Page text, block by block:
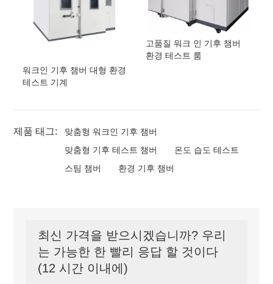
워크인 기후 챔버 대형 환경
테스트 기계
고품질 워크 인 기후 챔버
환경 테스트 룸
제품 태그:
맞춤형 워크인 기후 챔버
맞춤형 기후 테스트 챔버
온도 습도 테스트
스팀 챔버
환경 기후 챔버
최신 가격을 받으시겠습니까? 우리
는 가능한 한 빨리 응답 할 것이다
(12 시간 이내에)